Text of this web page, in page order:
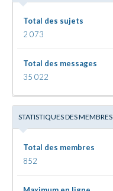
Total des sujets
2 073
Total des messages
35 022
STATISTIQUES DES MEMBRES
Total des membres
852